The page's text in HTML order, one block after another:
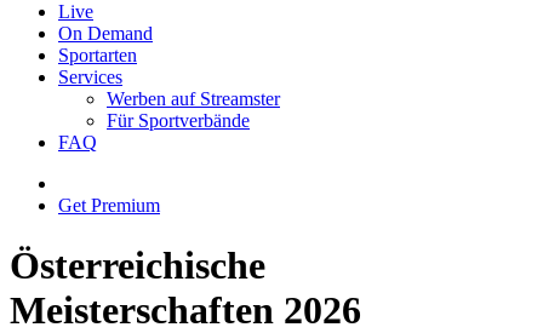
Live
On Demand
Sportarten
Services
Werben auf Streamster
Für Sportverbände
FAQ
Get Premium
Österreichische
Meisterschaften 2026